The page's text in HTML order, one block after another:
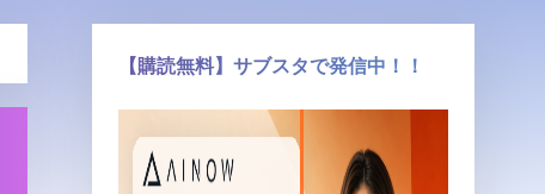
【購読無料】サブスタで発信中！！